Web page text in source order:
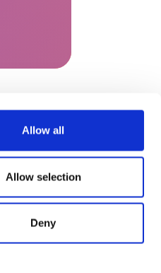
Allow all
Allow selection
Deny